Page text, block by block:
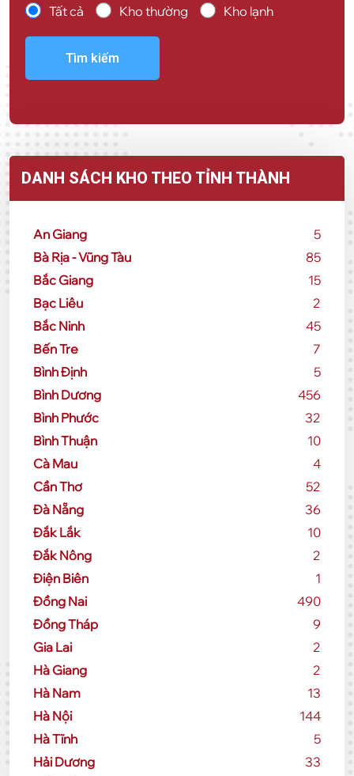
Tất cả Kho thường Kho lạnh
Tìm kiếm
DANH SÁCH KHO THEO TỈNH THÀNH
An Giang
5
Bà Rịa - Vũng Tàu
85
Bắc Giang
15
Bạc Liêu
2
Bắc Ninh
45
Bến Tre
7
Bình Định
5
Bình Dương
456
Bình Phước
32
Bình Thuận
10
Cà Mau
4
Cần Thơ
52
Đà Nẵng
36
Đắk Lắk
10
Đắk Nông
2
Điện Biên
1
Đồng Nai
490
Đồng Tháp
9
Gia Lai
2
Hà Giang
2
Hà Nam
13
Hà Nội
144
Hà Tĩnh
5
Hải Dương
33